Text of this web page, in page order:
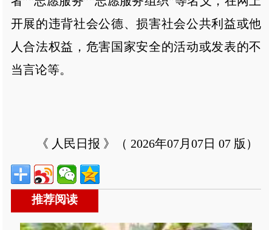
开展的违背社会公德、损害社会公共利益或他
人合法权益，危害国家安全的活动或发表的不
当言论等。
《 人民日报 》（ 2026年07月07日 07 版）
推荐阅读